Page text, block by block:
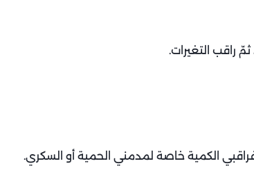
الكمية خاصة لمدمني الحمية أو السكري.